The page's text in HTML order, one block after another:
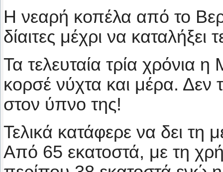
Η νεαρή κοπέλα από το
δίαιτες μέχρι να
Τα τελευταία τρία χρόνια
κορσέ νύχτα και μέρα. Δεν
στον ύπνο της!
Τελικά κατάφερε να δει τη
Από 65 εκατοστά, με τη